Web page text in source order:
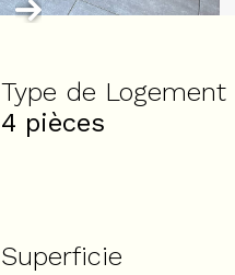
Type de Logement
4 pièces
Superficie